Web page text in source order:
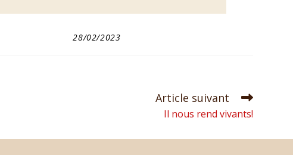
28/02/2023
Article suivant
Il nous rend vivants!